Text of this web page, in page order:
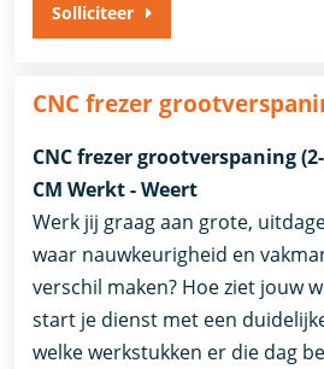
Solliciteer
CNC frezer
CNC frezer grootverspaning
CM Werkt - Weert
Werk jij graag aan grote,
waar nauwkeurigheid en
verschil maken? Hoe ziet jouw
start je dienst met een
welke werkstukken er die dag